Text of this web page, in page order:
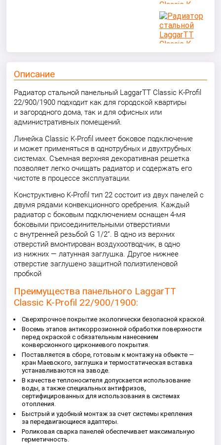
Описание
Радиатор стальной панельный LaggarTT Classic K-Profil
22/900/1900 подходит как для городской квартиры
и загородного дома, так и для офисных или
административных помещений.
Линейка Classic K-Profil имеет боковое подключение
и может применяться в однотрубных и двухтрубных
системах. Съемная верхняя декоративная решетка
позволяет легко очищать радиатор и содержать его
чистоте в процессе эксплуатации.
Конструктивно K-Profil тип 22 состоит из двух панелей с
двумя рядами конвекционного оребрения. Каждый
радиатор с боковым подключением оснащен 4-мя
боковыми присоединительными отверстиями
с внутренней резьбой G 1/2”. В одно из верхних
отверстий вмонтирован воздухоотводчик, в одно
из нижних — латунная заглушка. Другое нижнее
отверстие заглушено защитной полиэтиленовой
пробкой
Преимущества панельного LaggarTT
Classic K-Profil 22/900/1900:
Сверхпрочное покрытие экологически безопасной краской.
Восемь этапов антикоррозионной обработки поверхности
перед окраской с обязательным нанесением
конверсионного циркониевого покрытия.
Поставляется в сборе, готовым к монтажу на объекте —
кран Маевского, заглушка и термостатическая вставка
устанавливаются на заводе.
В качестве теплоносителя допускается использование
воды, а также специальных антифризов,
сертифицированных для использования в системах
отопления.
Быстрый и удобный монтаж за счет системы крепления
за передвигающиеся адаптеры.
Роликовая сварка панелей обеспечивает максимальную
герметичность.